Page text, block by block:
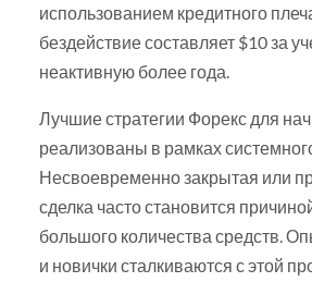
использованием кредитного
бездействие составляет $10 за
неактивную более года.
Лучшие стратегии Форекс для
реализованы в рамках
Несвоевременно закрытая или
сделка часто становится
большого количества средств.
и новички сталкиваются с этой